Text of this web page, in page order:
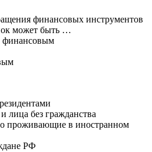
финансовых инструментов
может быть …
финансовым
лица без гражданства
проживающие в иностранном
РФ